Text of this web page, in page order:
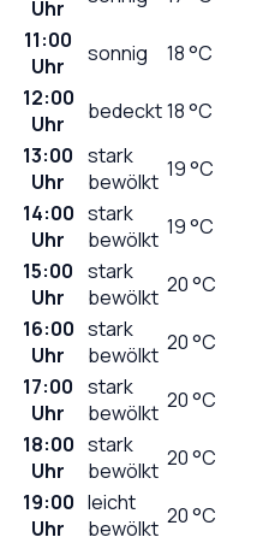
Uhr
11:00
Uhr
sonnig 18°C
12:00
Uhr
bedeckt18°C
13:00
Uhr
stark
bewölkt 19°C
14:00
Uhr
stark
bewölkt 19°C
15:00
Uhr
stark
bewölkt 20°C
16:00
Uhr
stark
bewölkt 20°C
17:00
Uhr
stark
bewölkt 20°C
18:00
Uhr
stark
bewölkt 20°C
19:00
Uhr
leicht
bewölkt 20°C